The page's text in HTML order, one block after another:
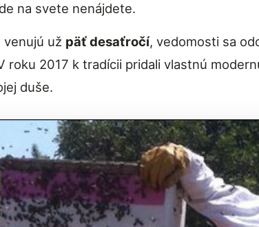
na svete nenájdete.
venujú už päť desaťročí, vedomosti sa
roku 2017 k tradícii pridali vlastnú
duše.